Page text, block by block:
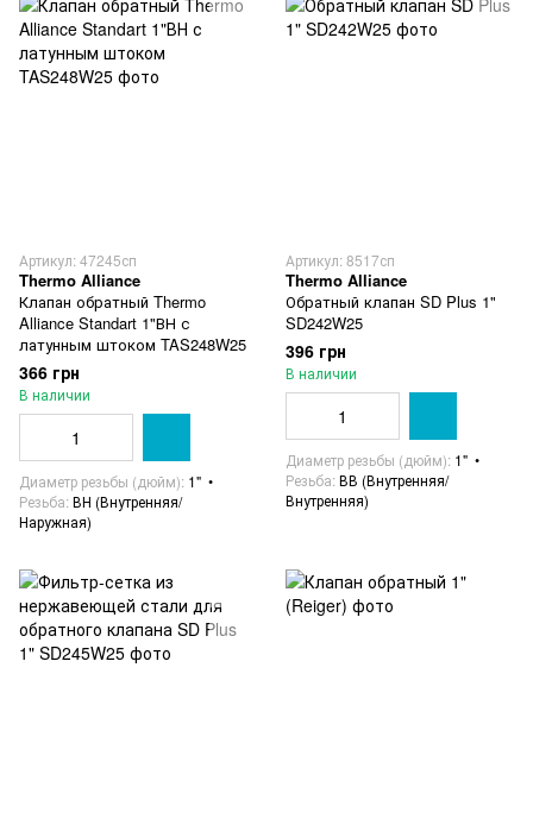
Артикул: 47245сп
Thermo Alliance
Клапан обратный Thermo
Alliance Standart 1"ВН с
латунным штоком TAS248W25
366 грн
В наличии
Диаметр резьбы (дюйм) 1"
Резьба ВН (Внутренняя/
Наружная)
Артикул: 8517сп
Thermo Alliance
Обратный клапан SD Plus 1"
SD242W25
396 грн
В наличии
Диаметр резьбы (дюйм) 1"
Резьба ВВ (Внутренняя/
Внутренняя)